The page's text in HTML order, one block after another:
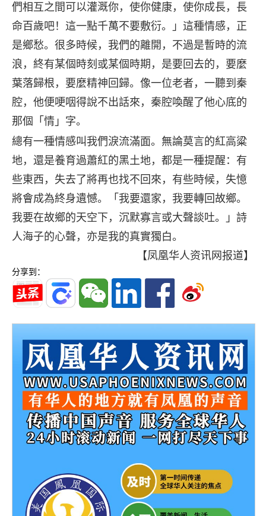
們相互之間可以灌溉你，使你健康，使你成長，長
命百歲吧！這一點千萬不要敷衍。」這種情感，正
是鄉愁。很多時候，我們的離開，不過是暫時的流
浪，終有某個時刻或某個時期，是要回去的，要麼
葉落歸根，要麼精神回歸。像一位老者，一聽到秦
腔，他便哽咽得說不出話來，秦腔喚醒了他心底的
那個「情」字。
總有一種情感叫我們淚流滿面。無論莫言的紅高粱
地，還是養育過蕭紅的黑土地，都是一種提醒：有
些東西，失去了將再也找不回來，有些時候，失憶
將會成為終身遺憾。「我要還家，我要轉回故鄉。
我要在故鄉的天空下，沉默寡言或大聲談吐。」詩
人海子的心聲，亦是我的真實獨白。
【凤凰华人资讯网报道】
分享到：